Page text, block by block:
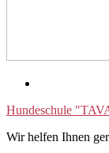
Hundeschule
Wir helfen Ihnen